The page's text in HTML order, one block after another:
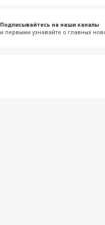
Подписывайтесь на наши каналы
и первыми узнавайте о главных